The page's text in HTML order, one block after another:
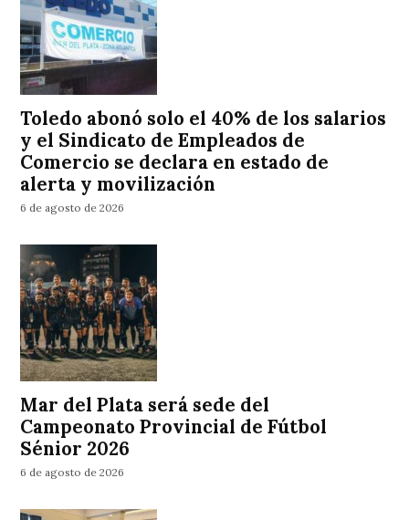
Toledo abonó solo el 40% de los salarios
y el Sindicato de Empleados de
Comercio se declara en estado de
alerta y movilización
6 de agosto de 2026
Mar del Plata será sede del
Campeonato Provincial de Fútbol
Sénior 2026
6 de agosto de 2026